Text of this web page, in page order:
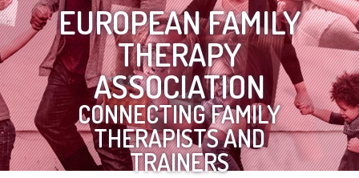
EUROPEAN FAMILY
THERAPY
ASSOCIATION
CONNECTING FAMILY
THERAPISTS AND
TRAINERS